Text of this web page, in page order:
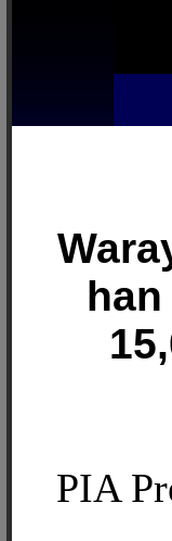
PIA